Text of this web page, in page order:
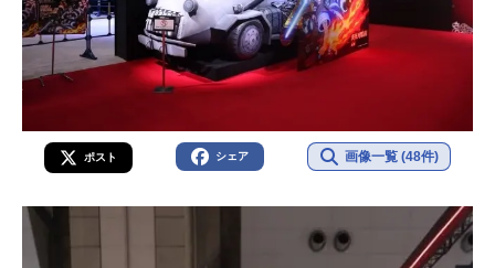
ポスト シェア 画像一覧 (48件)